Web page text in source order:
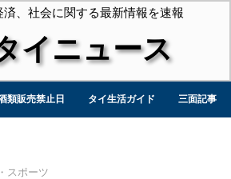
済、社会に関する最新情報を速報
イニュース
類販売禁止日 タイ生活ガイド 三面記事
スポーツ